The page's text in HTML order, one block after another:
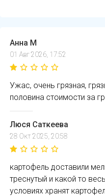
Анна М
01 Авг 2026, 17:52
Ужас, очень грязная,
половина стоимости за
Люся Саткеева
28 Окт 2025, 20:58
картофель доставили
треснутый и какой то
условиях хранят